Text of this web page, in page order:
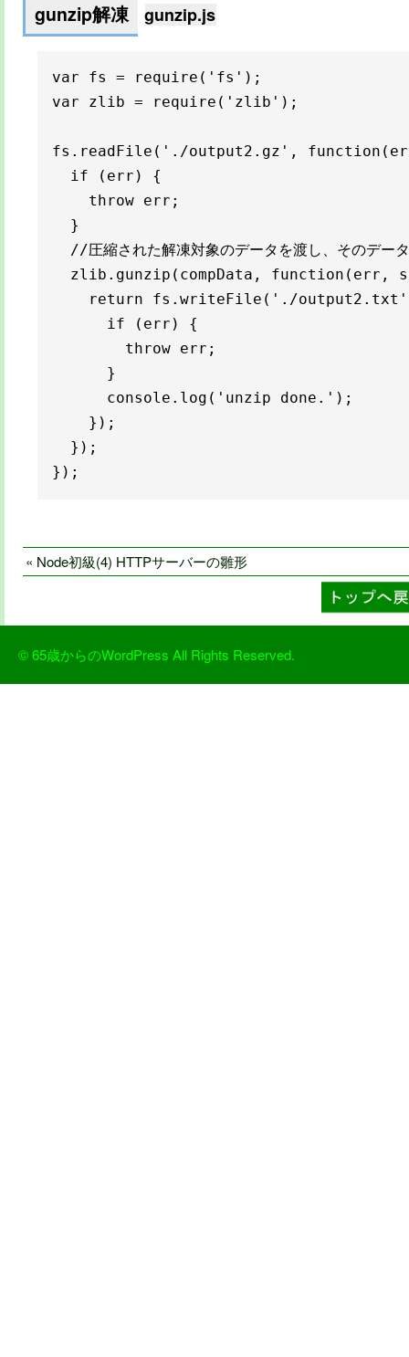
gunzip解凍 gunzip.js
var fs = require('fs');
var zlib = require('zlib');
fs.readFile('./output2.gz',
  if (err) {
    throw err;
  }
//圧縮された解凍対象のデータを渡し、そのデー
zlib.gunzip(compData, function(err,
return fs.writeFile('./
      if (err) {
        throw err;
      }
      console.log('unzip done.');
    });
  });
});
« Node初級(4) HTTPサーバーの雛形
© 65歳からのWordPress All Rights Reserved.